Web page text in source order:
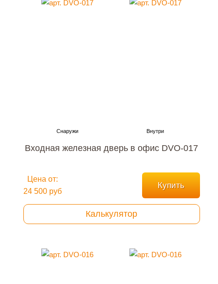
Входная железная дверь в офис DVO-017
Цена от:
24 500 руб
Купить
Калькулятор